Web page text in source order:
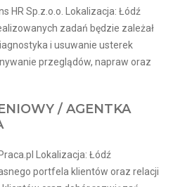
HR Sp.z.o.o. Lokalizacja: Łódź
zadań będzie zależał
i usuwanie usterek
przeglądów, napraw oraz
/ AGENTKA
Lokalizacja: Łódź
portfela klientów oraz relacji